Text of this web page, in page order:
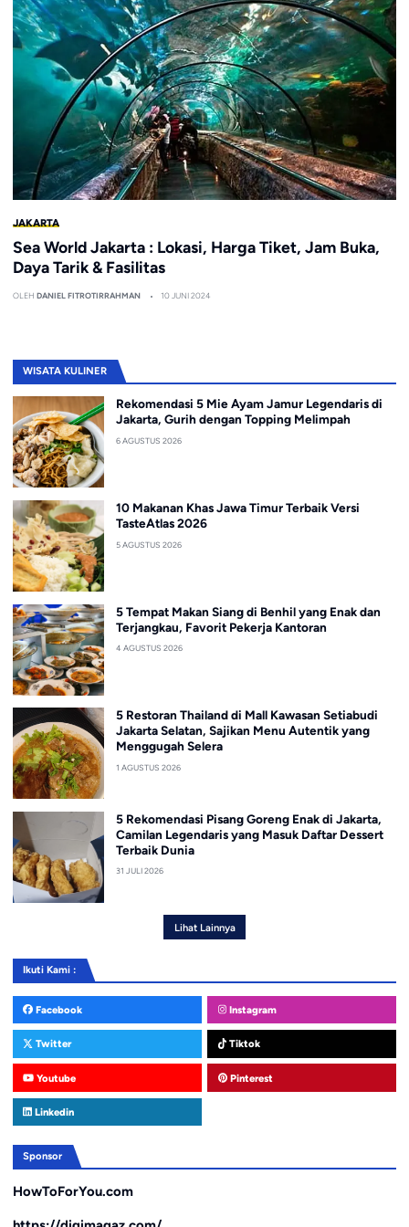
JAKARTA
Sea World Jakarta : Lokasi, Harga Tiket, Jam Buka,
Daya Tarik & Fasilitas
OLEH DANIEL FITROTIRRAHMAN 10 JUNI 2024
WISATA KULINER
Rekomendasi 5 Mie Ayam Jamur Legendaris di
Jakarta, Gurih dengan Topping Melimpah
6 AGUSTUS 2026
10 Makanan Khas Jawa Timur Terbaik Versi
TasteAtlas 2026
5 AGUSTUS 2026
5 Tempat Makan Siang di Benhil yang Enak dan
Terjangkau, Favorit Pekerja Kantoran
4 AGUSTUS 2026
5 Restoran Thailand di Mall Kawasan Setiabudi
Jakarta Selatan, Sajikan Menu Autentik yang
Menggugah Selera
1 AGUSTUS 2026
5 Rekomendasi Pisang Goreng Enak di Jakarta,
Camilan Legendaris yang Masuk Daftar Dessert
Terbaik Dunia
31 JULI 2026
Lihat Lainnya
Ikuti Kami :
Facebook Instagram
Twitter Tiktok
Youtube Pinterest
Linkedin
Sponsor
HowToForYou.com